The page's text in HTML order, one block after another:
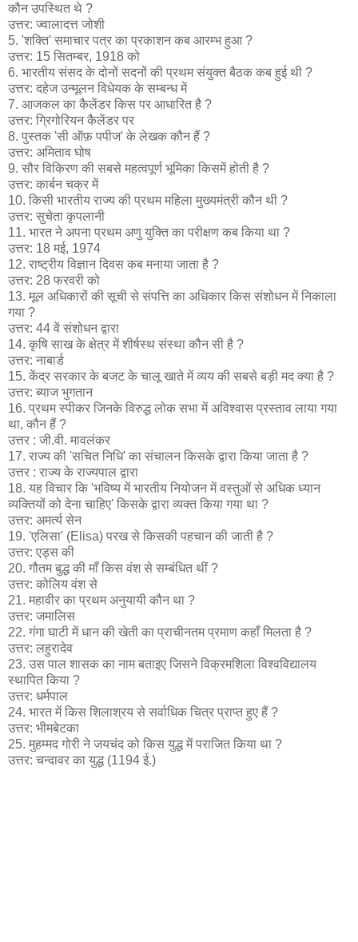
कौन उपस्थित थे ?
उत्तर: ज्वालादत्त जोशी
5. 'शक्ति' समाचार पत्र का प्रकाशन कब आरम्भ हुआ ?
उत्तर: 15 सितम्बर, 1918 को
6. भारतीय संसद के दोनों सदनों की प्रथम संयुक्त बैठक कब हुई थी ?
उत्तर: दहेज उन्मूलन विधेयक के सम्बन्ध में
7. आजकल का कैलेंडर किस पर आधारित है ?
उत्तर: ग्रिगोरियन कैलेंडर पर
8. पुस्तक 'सी ऑफ़ पपीज' के लेखक कौन हैं ?
उत्तर: अमिताव घोष
9. सौर विकिरण की सबसे महत्वपूर्ण भूमिका किसमें होती है ?
उत्तर: कार्बन चक्र में
10. किसी भारतीय राज्य की प्रथम महिला मुख्यमंत्री कौन थी ?
उत्तर: सुचेता कृपलानी
11. भारत ने अपना प्रथम अणु युक्ति का परीक्षण कब किया था ?
उत्तर: 18 मई, 1974
12. राष्ट्रीय विज्ञान दिवस कब मनाया जाता है ?
उत्तर: 28 फरवरी को
13. मूल अधिकारों की सूची से संपत्ति का अधिकार किस संशोधन में निकाला
गया ?
उत्तर: 44 वें संशोधन द्वारा
14. कृषि साख के क्षेत्र में शीर्षस्थ संस्था कौन सी है ?
उत्तर: नाबार्ड
15. केंद्र सरकार के बजट के चालू खाते में व्यय की सबसे बड़ी मद क्या है ?
उत्तर: ब्याज भुगतान
16. प्रथम स्पीकर जिनके विरुद्ध लोक सभा में अविश्वास प्रस्ताव लाया गया
था, कौन हैं ?
उत्तर : जी.वी. मावलंकर
17. राज्य की 'सचित निधि' का संचालन किसके द्वारा किया जाता है ?
उत्तर : राज्य के राज्यपाल द्वारा
18. यह विचार कि 'भविष्य में भारतीय नियोजन में वस्तुओं से अधिक ध्यान
व्यक्तियों को देना चाहिए' किसके द्वारा व्यक्त किया गया था ?
उत्तर: अमर्त्य सेन
19. 'एलिसा' (Elisa) परख से किसकी पहचान की जाती है ?
उत्तर: एड्स की
20. गौतम बुद्ध की माँ किस वंश से सम्बंधित थीं ?
उत्तर: कोलिय वंश से
21. महावीर का प्रथम अनुयायी कौन था ?
उत्तर: जमालिस
22. गंगा घाटी में धान की खेती का प्राचीनतम प्रमाण कहाँ मिलता है ?
उत्तर: लहुरादेव
23. उस पाल शासक का नाम बताइए जिसने विक्रमशिला विश्वविद्यालय
स्थापित किया ?
उत्तर: धर्मपाल
24. भारत में किस शिलाश्रय से सर्वाधिक चित्र प्राप्त हुए हैं ?
उत्तर: भीमबेटका
25. मुहम्मद गोरी ने जयचंद को किस युद्ध में पराजित किया था ?
उत्तर: चन्दावर का युद्ध (1194 ई.)